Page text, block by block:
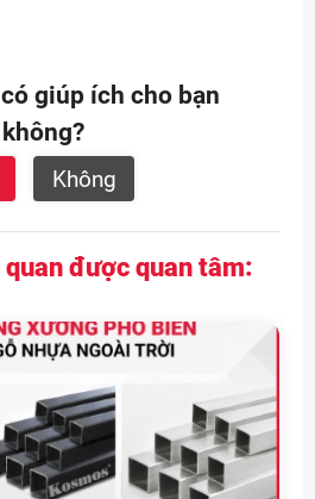
giúp ích cho bạn
không?
Không
được quan tâm: